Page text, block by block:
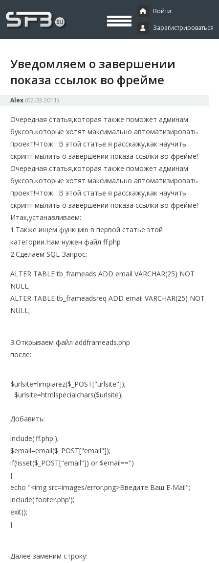
Буксы, программирование,
криптовалюта
криптовалюта и майнинг, экономические игры
Войти
Зарегистрироваться
Уведомляем о завершении
показа ссылок во фрейме
Alex (02.03.2011)
Очередная статья,которая также поможет админам
буксов,которые хотят максимально автоматизировать
проект!Чтож…В этой статье я расскажу,как научить
скрипт мылить о завершении показа ссылки во фрейме!
Очередная статья,которая также поможет админам
буксов,которые хотят максимально автоматизировать
проект!Чтож…В этой статье я расскажу,как научить
скрипт мылить о завершении показа ссылки во фрейме!
Итак,устанавливаем:
1.Также ищем функцию в первой статье этой
категории.Нам нужен файл ff.php
2.Сделаем SQL-Запрос:
ALTER TABLE tb_frameads ADD email VARCHAR(25) NOT
NULL;
ALTER TABLE tb_frameadsreq ADD email VARCHAR(25) NOT
NULL;
3.Открываем файл addframeads.php
после:
$urlsite=limpiarez($_POST["urlsite"]);
$urlsite=htmlspecialchars($urlsite);
Добавить:
include('ff.php');
$email=email($_POST["email"]);
if(!isset($_POST["email"]) or $email=='')
{
echo "<img src=images/error.png>Введите Ваш E-Mail";
include('footer.php');
exit();
}
Далее заменим строку: